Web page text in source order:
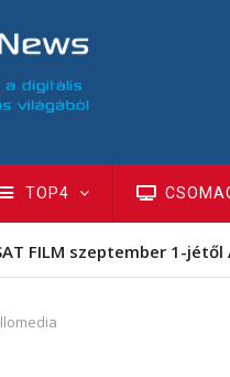
TOP4
FILM szeptember 1-